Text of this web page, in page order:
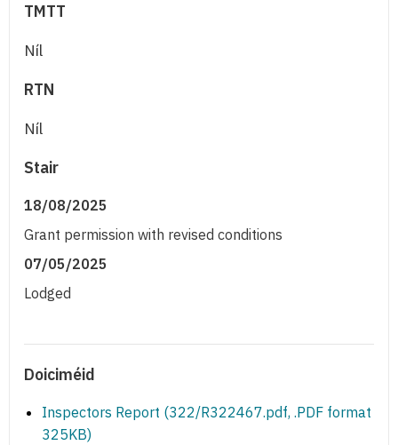
TMTT
Níl
RTN
Níl
Stair
18/08/2025
Grant permission with revised conditions
07/05/2025
Lodged
Doiciméid
Inspectors Report (322/R322467.pdf, .PDF format
325KB)